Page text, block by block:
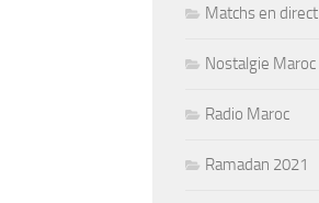
Matchs en direct
Nostalgie Maroc
Radio Maroc
Ramadan 2021